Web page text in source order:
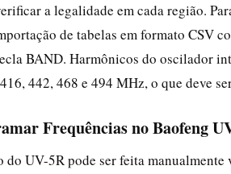
a legalidade em cada região.
de tabelas em formato CSV
BAND. Harmônicos do oscilador
442, 468 e 494 MHz, o que deve
Frequências no Baofeng
do UV-5R pode ser feita